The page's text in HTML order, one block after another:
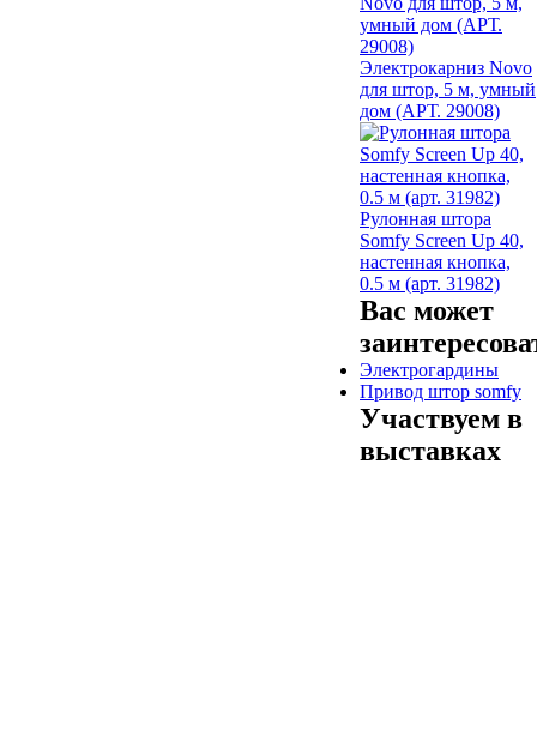
Электрокарниз Novo
для штор, 5 м, умный
дом (АРТ. 29008)
Рулонная штора
Somfy Screen Up 40,
настенная кнопка,
0.5 м (арт. 31982)
Вас может
Электрогардины
Привод штор somfy
Участвуем в
выставках